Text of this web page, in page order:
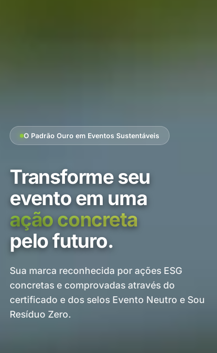
O Padrão Ouro em Eventos Sustentáveis
Transforme seu
evento em uma
ação concreta
pelo futuro.
Sua marca reconhecida por ações ESG
concretas e comprovadas através do
certificado e dos selos Evento Neutro e Sou
Resíduo Zero.